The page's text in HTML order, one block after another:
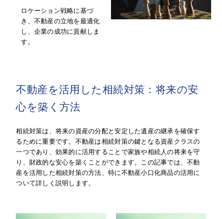
ロケーション戦略に基づ
き、不動産の立地を最適化
し、企業の成功に貢献しま
す。
不動産を活用した相続対策：将来の安
心を築く方法
相続対策は、将来の資産の分配と安定した遺産の継承を確保す
るために重要です。不動産は相続対策の鍵となる資産クラスの
一つであり、効果的に活用することで家族や相続人の将来を守
り、財政的な安心を築くことができます。この記事では、不動
産を活用した相続対策の方法、特に不動産小口化商品の活用に
ついて詳しく説明します。